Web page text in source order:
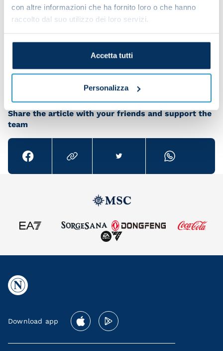
con altre informazioni che ha fornito loro o che hanno
raccolto dal suo utilizzo dei loro servizi.
Accetta tutti
Personalizza
while Diego Demme trained separately in the gym.
Share the article with your friends and support the
team
Download app